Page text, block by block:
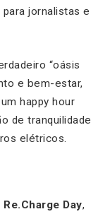
jornalistas e
“oásis
e bem-estar,
happy hour
de tranquilidade
elétricos.
Re.Charge Day,